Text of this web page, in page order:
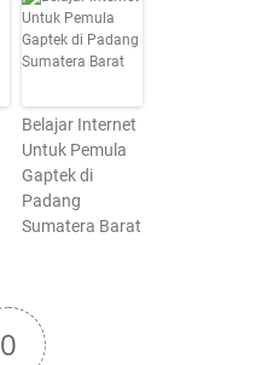
Belajar Internet
Untuk Pemula
Gaptek di
Padang
Sumatera Barat
0